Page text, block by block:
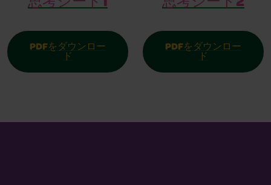
思考シート1
PDFをダウンロー
ド
思考シート2
PDFをダウンロー
ド